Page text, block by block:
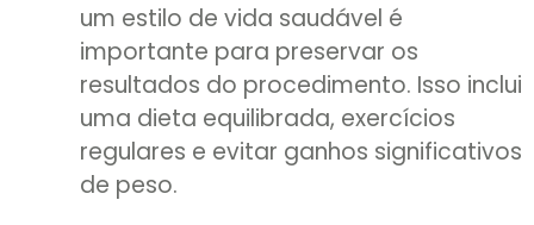
um estilo de vida saudável é
importante para preservar os
resultados do procedimento. Isso inclui
uma dieta equilibrada, exercícios
regulares e evitar ganhos significativos
de peso.